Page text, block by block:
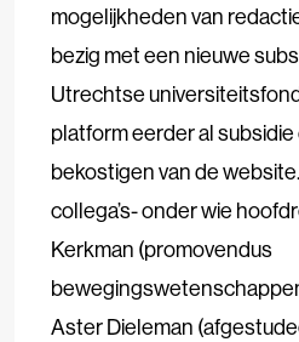
mogelijkheden van
bezig met een nieuwe
Utrechtse
platform eerder al
bekostigen van de
collega’s- onder wie
Kerkman (promovendus
Aster Dieleman